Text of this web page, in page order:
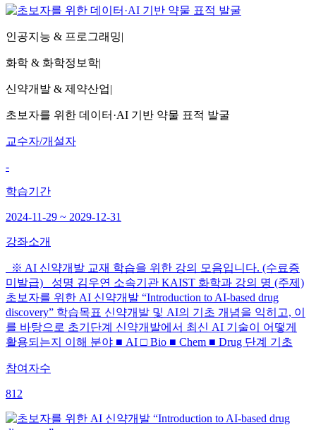
인공지능 & 프로그래밍|
화학 & 화학정보학|
신약개발 & 제약산업|
초보자를 위한 데이터·AI 기반 약물 표적 발굴
교수자/개설자
-
학습기간
2024-11-29 ~ 2029-12-31
강좌소개
※ AI 신약개발 교재 학습을 위한 강의 모음입니다. (수료증
미발급) 성명 김우연 소속기관 KAIST 화학과 강의 명 (주제)
초보자를 위한 AI 신약개발 “Introduction to AI-based drug
discovery” 학습목표 신약개발 및 AI의 기초 개념을 익히고, 이
를 바탕으로 초기단계 신약개발에서 최신 AI 기술이 어떻게
활용되는지 이해 분야 ■ AI □ Bio ■ Chem ■ Drug 단계 기초
참여자수
812